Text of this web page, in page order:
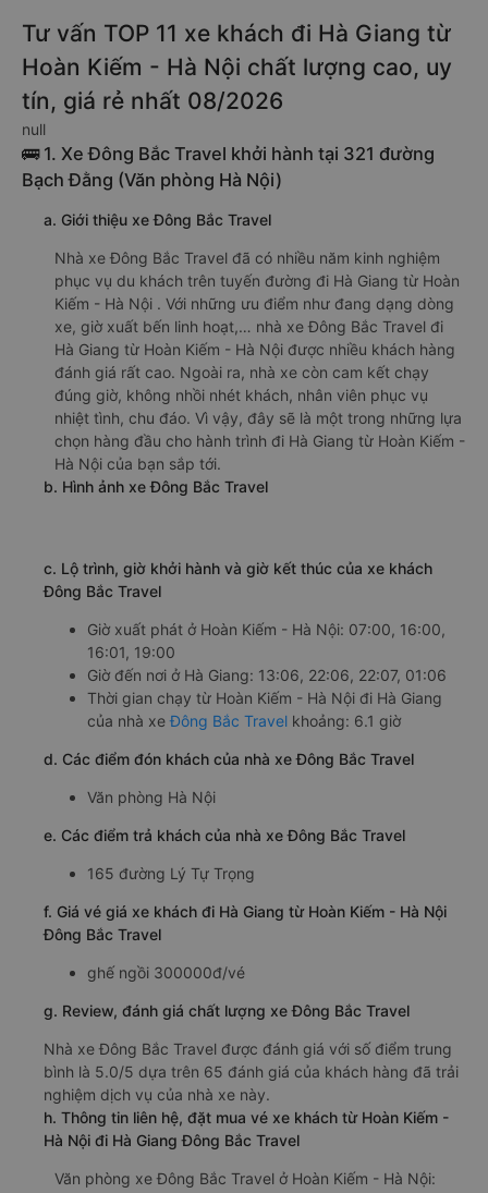
Tư vấn TOP 11 xe khách đi Hà Giang từ
Hoàn Kiếm - Hà Nội chất lượng cao, uy
tín, giá rẻ nhất 08/2026
null
🚌 1. Xe Đông Bắc Travel khởi hành tại 321 đường
Bạch Đằng (Văn phòng Hà Nội)
a. Giới thiệu xe Đông Bắc Travel
Nhà xe Đông Bắc Travel đã có nhiều năm kinh nghiệm
phục vụ du khách trên tuyến đường đi Hà Giang từ Hoàn
Kiếm - Hà Nội . Với những ưu điểm như đang dạng dòng
xe, giờ xuất bến linh hoạt,… nhà xe Đông Bắc Travel đi
Hà Giang từ Hoàn Kiếm - Hà Nội được nhiều khách hàng
đánh giá rất cao. Ngoài ra, nhà xe còn cam kết chạy
đúng giờ, không nhồi nhét khách, nhân viên phục vụ
nhiệt tình, chu đáo. Vì vậy, đây sẽ là một trong những lựa
chọn hàng đầu cho hành trình đi Hà Giang từ Hoàn Kiếm -
Hà Nội của bạn sắp tới.
b. Hình ảnh xe Đông Bắc Travel
c. Lộ trình, giờ khởi hành và giờ kết thúc của xe khách
Đông Bắc Travel
Giờ xuất phát ở Hoàn Kiếm - Hà Nội: 07:00, 16:00,
16:01, 19:00
Giờ đến nơi ở Hà Giang: 13:06, 22:06, 22:07, 01:06
Thời gian chạy từ Hoàn Kiếm - Hà Nội đi Hà Giang
của nhà xeĐông Bắc Travel khoảng: 6.1 giờ
d. Các điểm đón khách của nhà xe Đông Bắc Travel
Văn phòng Hà Nội
e. Các điểm trả khách của nhà xe Đông Bắc Travel
165 đường Lý Tự Trọng
f. Giá vé giá xe khách đi Hà Giang từ Hoàn Kiếm - Hà Nội
Đông Bắc Travel
ghế ngồi 300000đ/vé
g. Review, đánh giá chất lượng xe Đông Bắc Travel
Nhà xe Đông Bắc Travel được đánh giá với số điểm trung
bình là 5.0/5 dựa trên 65 đánh giá của khách hàng đã trải
nghiệm dịch vụ của nhà xe này.
h. Thông tin liên hệ, đặt mua vé xe khách từ Hoàn Kiếm -
Hà Nội đi Hà Giang Đông Bắc Travel
Văn phòng xe Đông Bắc Travel ở Hoàn Kiếm - Hà Nội: